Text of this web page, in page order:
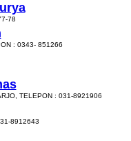
78
: 0343- 851266
TELEPON : 031-8921906
8912643